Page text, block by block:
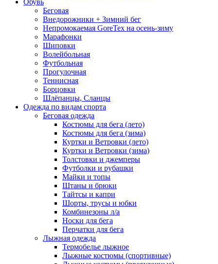
Обувь
Беговая
Внедорожники + Зимний бег
Непромокаемая GoreTex на осень-зиму
Марафонки
Шиповки
Волейбольная
Футбольная
Прогулочная
Теннисная
Борцовки
Шлёпанцы, Сланцы
Одежда по видам спорта
Беговая одежда
Костюмы для бега (лето)
Костюмы для бега (зима)
Куртки и Ветровки (лето)
Куртки и Ветровки (зима)
Толстовки и джемперы
Футболки и рубашки
Майки и топы
Штаны и брюки
Тайтсы и капри
Шорты, трусы и юбки
Комбинезоны л/а
Носки для бега
Перчатки для бега
Лыжная одежда
Термобелье лыжное
Лыжные костюмы (спортивные)